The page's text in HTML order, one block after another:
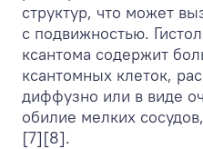
структур, что может
с подвижностью.
ксантома содержит
ксантомных клеток,
диффузно или в виде
обилие мелких
[7][8].